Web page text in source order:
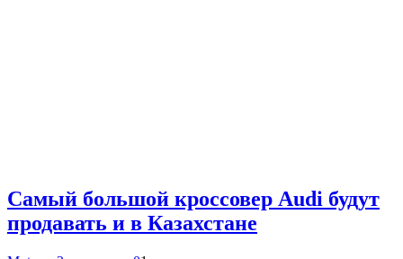
Самый большой кроссовер Audi будут
продавать и в Казахстане